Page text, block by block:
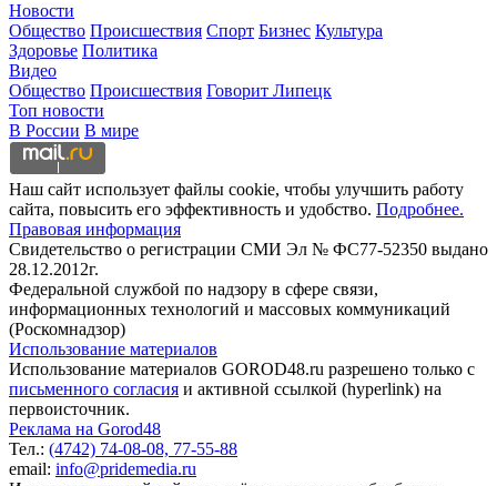
Новости
Общество Происшествия Спорт Бизнес Культура
Здоровье Политика
Видео
Общество Происшествия Говорит Липецк
Топ новости
В России В мире
Наш сайт использует файлы cookie, чтобы улучшить работу
сайта, повысить его эффективность и удобство. Подробнее.
Правовая информация
Свидетельство о регистрации СМИ Эл № ФС77-52350 выдано
28.12.2012г.
Федеральной службой по надзору в сфере связи,
информационных технологий и массовых коммуникаций
(Роскомнадзор)
Использование материалов
Использование материалов GOROD48.ru разрешено только с
письменного согласия и активной ссылкой (hyperlink) на
первоисточник.
Реклама на Gorod48
Тел.: (4742) 74-08-08, 77-55-88
email: info@pridemedia.ru